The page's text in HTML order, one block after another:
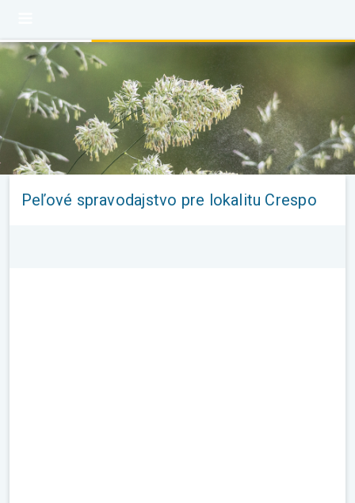
Peľové spravodajstvo pre lokalitu Crespo